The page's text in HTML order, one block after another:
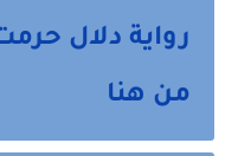
رواية دلال
من هنا